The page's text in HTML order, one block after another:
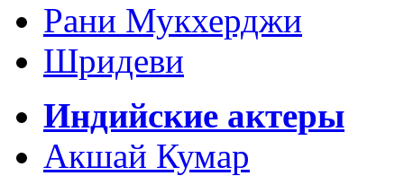
Рани Мукхерджи
Шридеви
Индийские актеры
Акшай Кумар